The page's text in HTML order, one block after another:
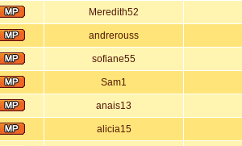
Meredith52
andrerouss
sofiane55
Sam1
anais13
alicia15